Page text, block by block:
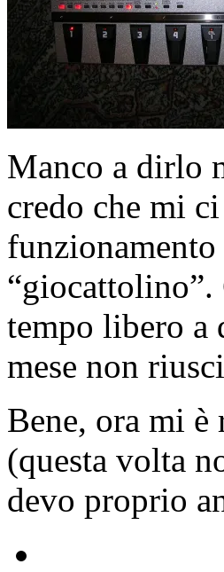
Manco a dirlo
credo che mi
tempo libero a
mese non
Bene, ora mi è
(questa volta
devo proprio